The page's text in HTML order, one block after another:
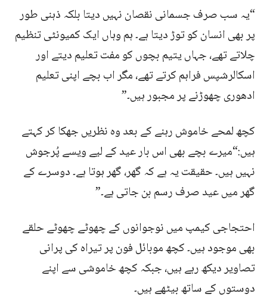
“یہ سب صرف جسمانی نقصان نہیں دیتا بلکہ ذہنی طور
پر بھی انسان کو توڑ دیتا ہے۔ ہم وہاں ایک کمیونٹی تنظیم
چلاتے تھے، جہاں یتیم بچوں کو مفت تعلیم دیتے اور
اسکالرشپس فراہم کرتے تھے، مگر اب بچے اپنی تعلیم
ادھوری چھوڑنے پر مجبور ہیں۔”
کچھ لمحے خاموش رہنے کے بعد وہ نظریں جھکا کر کہتے
ہیں:“میرے بچے بھی اس بار عید کے لیے ویسے پُرجوش
نہیں ہیں۔ حقیقت یہ ہے کہ گھر، گھر ہوتا ہے۔ دوسرے کے
گھر میں عید صرف رسم بن جاتی ہے۔”
احتجاجی کیمپ میں نوجوانوں کے چھوٹے چھوٹے حلقے
بھی موجود ہیں۔ کچھ موبائل فون پر تیراہ کی پرانی
تصاویر دیکھ رہے ہیں، جبکہ کچھ خاموشی سے اپنے
دوستوں کے ساتھ بیٹھے ہیں۔